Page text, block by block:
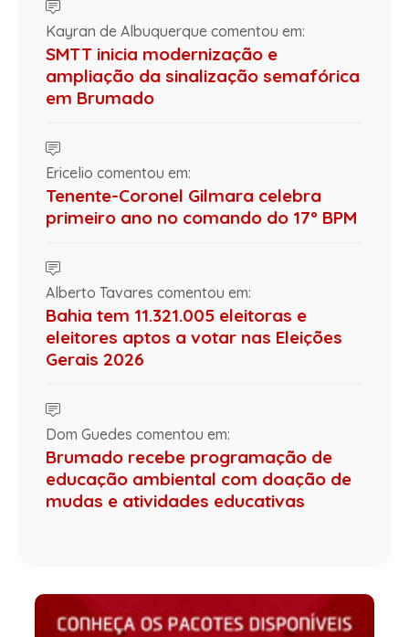
Kayran de Albuquerque comentou em:
SMTT inicia modernização e
ampliação da sinalização semafórica
em Brumado
Ericelio comentou em:
Tenente-Coronel Gilmara celebra
primeiro ano no comando do 17º BPM
Alberto Tavares comentou em:
Bahia tem 11.321.005 eleitoras e
eleitores aptos a votar nas Eleições
Gerais 2026
Dom Guedes comentou em:
Brumado recebe programação de
educação ambiental com doação de
mudas e atividades educativas